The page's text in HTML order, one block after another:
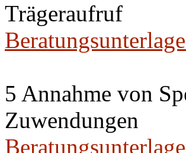
Trägeraufruf
5 Annahme von
Zuwendungen